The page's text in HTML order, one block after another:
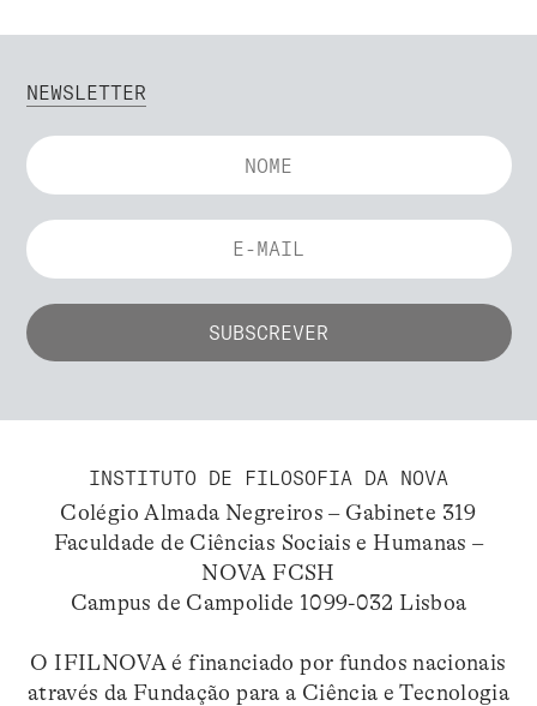
NEWSLETTER
INSTITUTO DE FILOSOFIA DA NOVA
Colégio Almada Negreiros – Gabinete 319
Faculdade de Ciências Sociais e Humanas –
NOVA FCSH
Campus de Campolide 1099-032 Lisboa
O IFILNOVA é financiado por fundos nacionais
através da Fundação para a Ciência e Tecnologia